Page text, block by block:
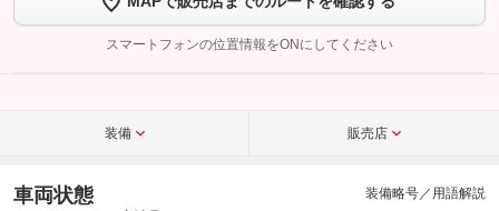
トーク画面で
ボタンをタップして問い合わせを
完了してください。
こちら
スマートフォンの位置情報をONにしてください
装備 販売店
車両状態 装備略号／用語解説